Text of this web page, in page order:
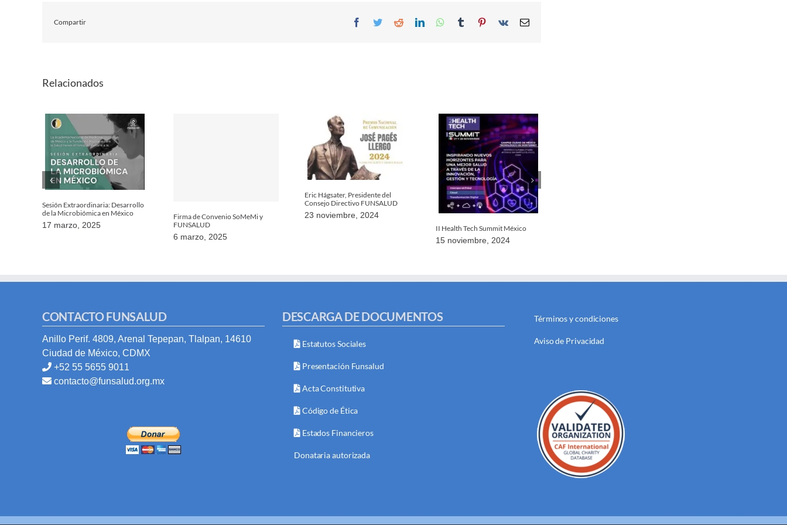
Compartir Facebook
TwitterRedditLinkedInWhatsApp
Tumblr Pinterest
Vk Email
Relacionados
Sesión Extraordinaria: Desarrollo
de la Microbiómica en México
17 marzo, 2025
Firma de Convenio SoMeMi y
FUNSALUD
6 marzo, 2025
Eric Hágsater, Presidente del
Consejo Directivo FUNSALUD
23 noviembre, 2024
II Health Tech Summit México
15 noviembre, 2024
CONTACTO FUNSALUD
Anillo Perif. 4809, Arenal Tepepan, Tlalpan, 14610
Ciudad de México, CDMX
+52 55 5655 9011
contacto@funsalud.org.mx
DESCARGA DE DOCUMENTOS
Estatutos Sociales
Presentación Funsalud
Acta Constitutiva
Código de Ética
Estados Financieros
Donataria autorizada
Términos y condiciones
Aviso de Privacidad